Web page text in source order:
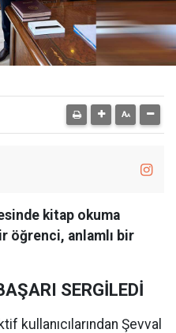
kitap okuma
öğrenci, anlamlı bir
SERGİLEDİ
kullanıcılarından Şevval